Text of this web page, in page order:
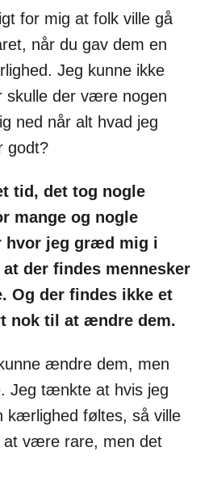
for mig at folk ville gå
når du gav dem en
Jeg kunne ikke
skulle der være nogen
ned når alt hvad jeg
godt?
tid, det tog nogle
mange og nogle
hvor jeg græd mig i
der findes mennesker
Og der findes ikke et
nok til at ændre dem.
ændre dem, men
Jeg tænkte at hvis jeg
kærlighed føltes, så ville
at være rare, men det